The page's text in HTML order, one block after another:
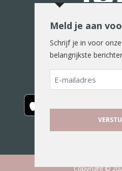
De reiswereld in
Copyright ©
Meld je aan
Schrijf je in voor
belangrijkste
E-
mailadres